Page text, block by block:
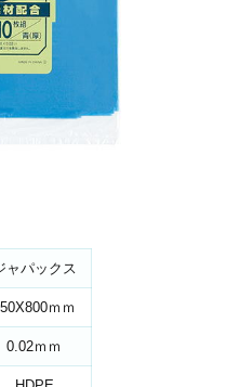
ャパックス
ｍｍ
0.02ｍｍ